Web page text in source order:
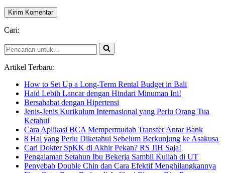
Cari:
Pencarian
untuk...
Artikel Terbaru:
How to Set Up a Long-Term Rental Budget in Bali
Haid Lebih Lancar dengan Hindari Minuman Ini!
Bersahabat dengan Hipertensi
Jenis-Jenis Kurikulum Internasional yang Perlu Orang Tua
Ketahui
Cara Aplikasi BCA Mempermudah Transfer Antar Bank
8 Hal yang Perlu Diketahui Sebelum Berkunjung ke Asakusa
Cari Dokter SpKK di Akhir Pekan? RS JIH Saja!
Pengalaman Setahun Ibu Bekerja Sambil Kuliah di UT
Penyebab Double Chin dan Cara Efektif Menghilangkannya